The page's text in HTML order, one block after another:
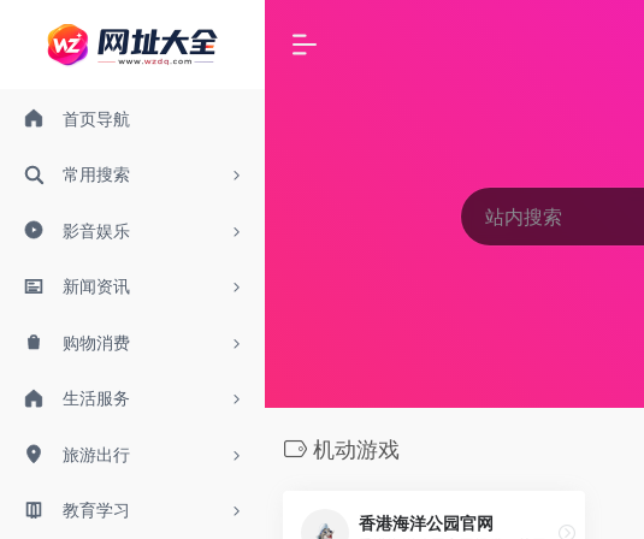
首页导航
常用搜索
影音娱乐
新闻资讯
购物消费
生活服务
旅游出行
教育学习
机动游戏
香港海洋公园官网